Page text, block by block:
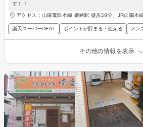
す！！
アクセス：山陽電鉄本線 姫路駅 徒歩30分、JR山陽本
楽天スーパーDEAL ポイントが貯まる・使える メン
その他の情報を表示